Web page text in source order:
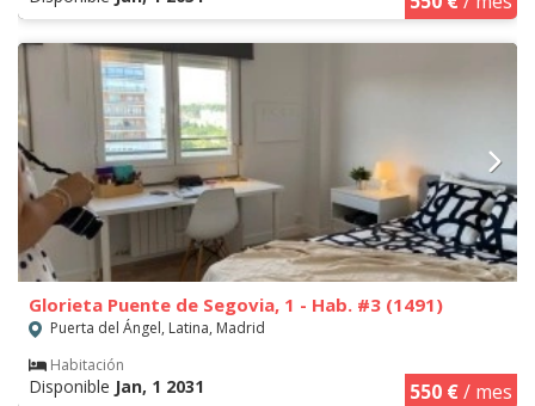
Glorieta Puente de Segovia, 1 - Hab. #3 (1491)
Puerta del Ángel, Latina, Madrid
Habitación
Disponible Jan, 1 2031 550 €/ mes